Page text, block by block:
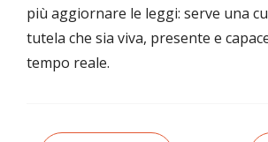
più aggiornare le leggi: serve una
tutela che sia viva, presente e
tempo reale.